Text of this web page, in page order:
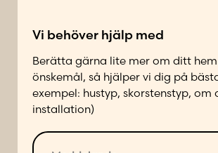
t
d
p
å
f
ö
l
Vi behöver hjälp med
Berätta gärna lite mer om ditt
önskemål, så hjälper vi dig på
exempel: hustyp, skorstenstyp, om
installation)
M